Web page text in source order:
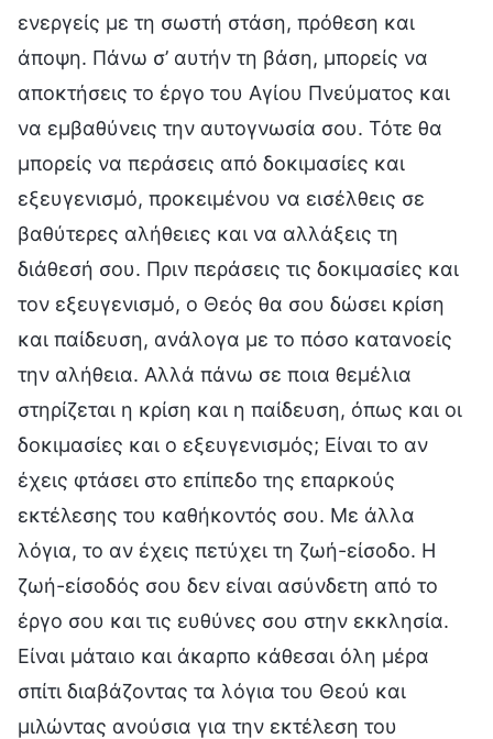
ενεργείς με τη σωστή στάση, πρόθεση και
άποψη. Πάνω σ’ αυτήν τη βάση, μπορείς να
αποκτήσεις το έργο του Αγίου Πνεύματος και
να εμβαθύνεις την αυτογνωσία σου. Τότε θα
μπορείς να περάσεις από δοκιμασίες και
εξευγενισμό, προκειμένου να εισέλθεις σε
βαθύτερες αλήθειες και να αλλάξεις τη
διάθεσή σου. Πριν περάσεις τις δοκιμασίες και
τον εξευγενισμό, ο Θεός θα σου δώσει κρίση
και παίδευση, ανάλογα με το πόσο κατανοείς
την αλήθεια. Αλλά πάνω σε ποια θεμέλια
στηρίζεται η κρίση και η παίδευση, όπως και οι
δοκιμασίες και ο εξευγενισμός; Είναι το αν
έχεις φτάσει στο επίπεδο της επαρκούς
εκτέλεσης του καθήκοντός σου. Με άλλα
λόγια, το αν έχεις πετύχει τη ζωή-είσοδο. Η
ζωή-είσοδός σου δεν είναι ασύνδετη από το
έργο σου και τις ευθύνες σου στην εκκλησία.
Είναι μάταιο και άκαρπο κάθεσαι όλη μέρα
σπίτι διαβάζοντας τα λόγια του Θεού και
μιλώντας ανούσια για την εκτέλεση του